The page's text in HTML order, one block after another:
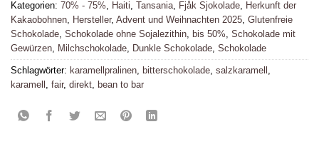
Kategorien: 70% - 75%, Haiti, Tansania, Fjåk Sjokolade, Herkunft der
Kakaobohnen, Hersteller, Advent und Weihnachten 2025, Glutenfreie
Schokolade, Schokolade ohne Sojalezithin, bis 50%, Schokolade mit
Gewürzen, Milchschokolade, Dunkle Schokolade, Schokolade
Schlagwörter: karamellpralinen, bitterschokolade, salzkaramell ,
karamell , fair, direkt, bean to bar